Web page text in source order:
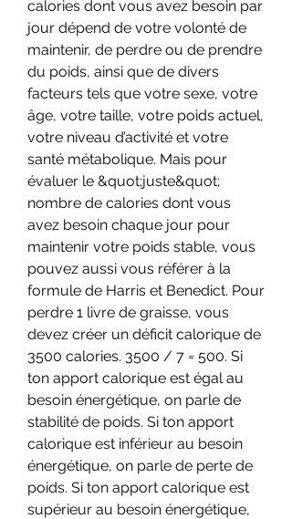
calories dont vous avez besoin par
jour dépend de votre volonté de
maintenir, de perdre ou de prendre
du poids, ainsi que de divers
facteurs tels que votre sexe, votre
âge, votre taille, votre poids actuel,
votre niveau d’activité et votre
santé métabolique. Mais pour
évaluer le &quot;juste&quot;
nombre de calories dont vous
avez besoin chaque jour pour
maintenir votre poids stable, vous
pouvez aussi vous référer à la
formule de Harris et Benedict. Pour
perdre 1 livre de graisse, vous
devez créer un déficit calorique de
3500 calories. 3500 / 7 = 500. Si
ton apport calorique est égal au
besoin énergétique, on parle de
stabilité de poids. Si ton apport
calorique est inférieur au besoin
énergétique, on parle de perte de
poids. Si ton apport calorique est
supérieur au besoin énergétique,